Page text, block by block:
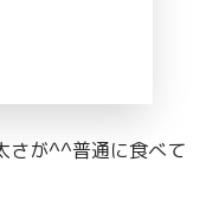
さが^^普通に食べて